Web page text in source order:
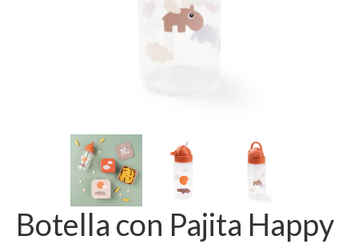
Botella con Pajita Happy